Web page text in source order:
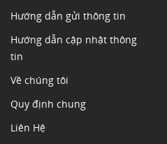
Hướng dẫn gửi thông tin
Hướng dẫn cập nhật thông
tin
Về chúng tôi
Quy định chung
Liên Hệ